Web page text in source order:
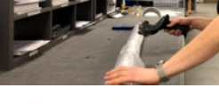
*****
Il y a 1266 jours
Le format n’est pas le bon